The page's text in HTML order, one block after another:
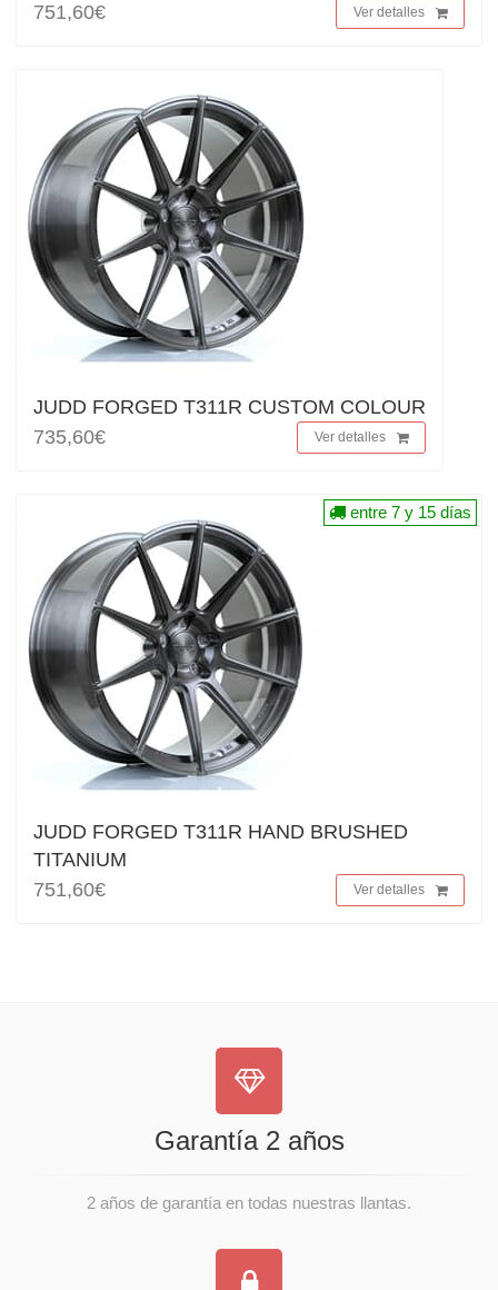
751,60€
Ver detalles
JUDD FORGED T311R CUSTOM COLOUR
735,60€
Ver detalles
JUDD FORGED T311R HAND BRUSHED
TITANIUM
751,60€
Ver detalles
entre 7 y 15 días
Garantía 2 años
2 años de garantía en todas nuestras llantas.